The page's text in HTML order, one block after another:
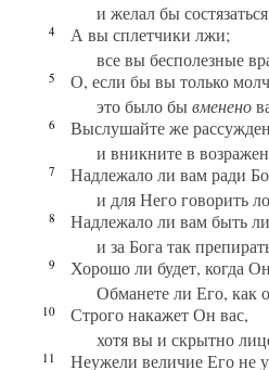
и желал бы
4
А вы сплетчики лжи;
все вы бесполезные
5
О, если бы вы только
это было бывменено
6
Выслушайте же
и вникните в
7
Надлежало ли вам ради
и для Него говорить
8
Надлежало ли вам быть
и за Бога так
9
Хорошо ли будет, когда
Обманете ли Его, как
10
Строго накажет Он вас,
хотя вы и скрытно
11
Неужели величие Его не